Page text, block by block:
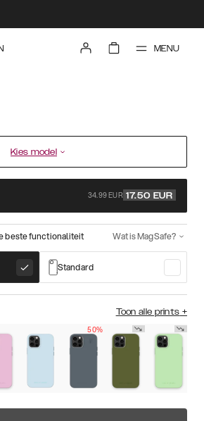
MENU
Kies model
34.99 EUR 17.50 EUR
beste functionaliteit Wat is MagSafe?
Standard
Toon alle prints +
50%